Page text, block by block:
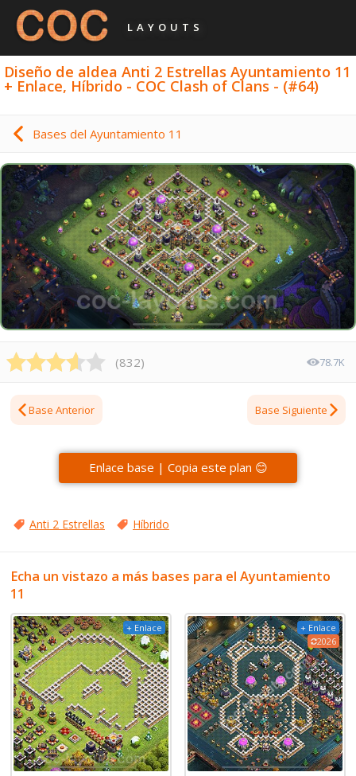
LAYOUTS
Diseño de aldea Anti 2 Estrellas Ayuntamiento 11
+ Enlace, Híbrido - COC Clash of Clans - (#64)
Bases del Ayuntamiento 11
(832) 78.7K
Base Anterior Base Siguiente
Enlace base | Copia este plan 😊
Anti 2 Estrellas Híbrido
Echa un vistazo a más bases para el Ayuntamiento
11
+ Enlace
+ Enlace
2026